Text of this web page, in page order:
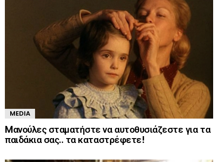
MEDIA
Mανούλες σταματήστε να αυτοθυσιάζεστε για τα
παιδάκια σας.. τα καταστρέφετε!